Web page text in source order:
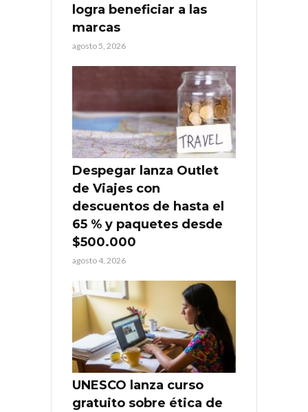
logra beneficiar a las
marcas
agosto 5, 2026
Despegar lanza Outlet
de Viajes con
descuentos de hasta el
65 % y paquetes desde
$500.000
agosto 4, 2026
UNESCO lanza curso
gratuito sobre ética de